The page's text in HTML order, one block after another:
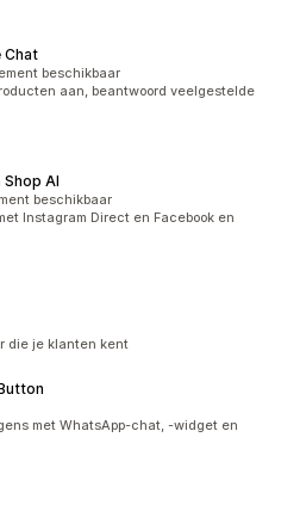
Chat
beschikbaar
aan, beantwoord veelgestelde
AI
beschikbaar
Instagram Direct en Facebook en
die je klanten kent
met WhatsApp-chat, -widget en